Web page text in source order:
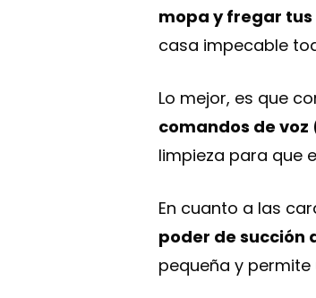
mopa y fregar tus
casa impecable
Lo mejor, es que
comandos de
limpieza para que
En cuanto a las
poder de succión
pequeña y